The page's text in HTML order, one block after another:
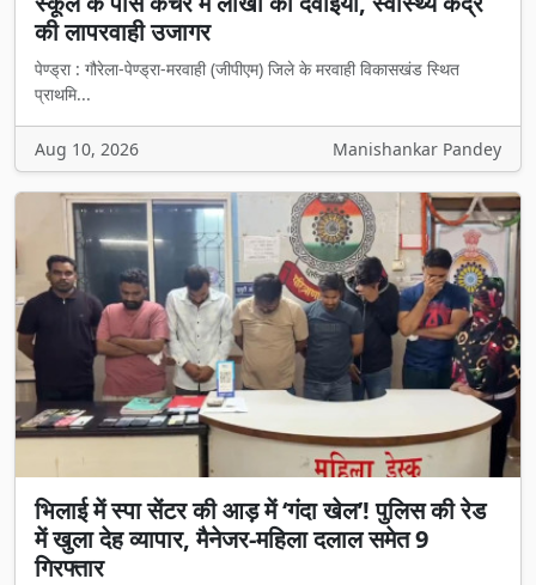
की लापरवाही उजागर
पेण्ड्रा : गौरेला-पेण्ड्रा-मरवाही (जीपीएम) जिले के मरवाही विकासखंड स्थित
प्राथमि...
Aug 10, 2026 Manishankar Pandey
भिलाई में स्पा सेंटर की आड़ में ‘गंदा खेल’! पुलिस की रेड
में खुला देह व्यापार, मैनेजर-महिला दलाल समेत 9
गिरफ्तार